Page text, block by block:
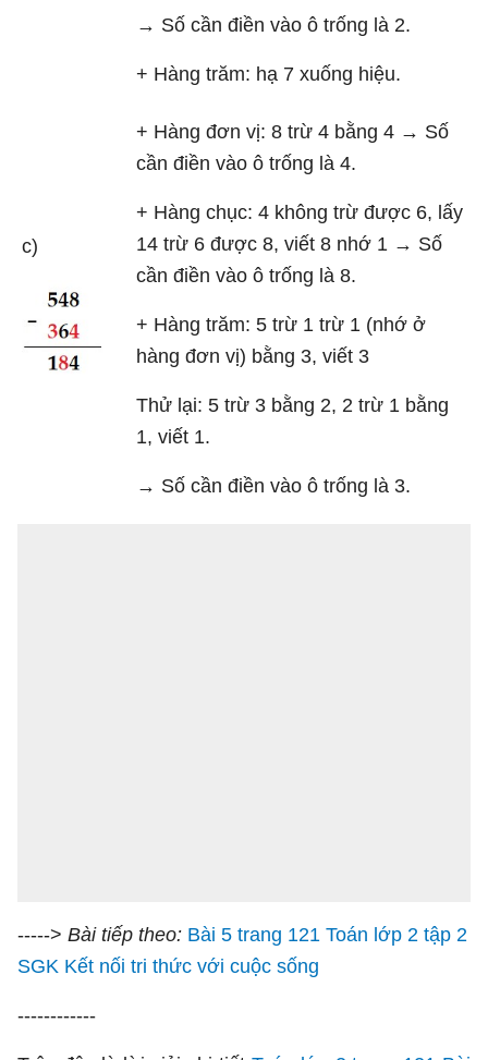
→ Số cần điền vào ô trống là 2.
+ Hàng trăm: hạ 7 xuống hiệu.
c)
+ Hàng đơn vị: 8 trừ 4 bằng 4 → Số
cần điền vào ô trống là 4.
+ Hàng chục: 4 không trừ được 6, lấy
14 trừ 6 được 8, viết 8 nhớ 1 → Số
cần điền vào ô trống là 8.
+ Hàng trăm: 5 trừ 1 trừ 1 (nhớ ở
hàng đơn vị) bằng 3, viết 3
Thử lại: 5 trừ 3 bằng 2, 2 trừ 1 bằng
1, viết 1.
→ Số cần điền vào ô trống là 3.
-----> Bài tiếp theo: Bài 5 trang 121 Toán lớp 2 tập 2
SGK Kết nối tri thức với cuộc sống
------------